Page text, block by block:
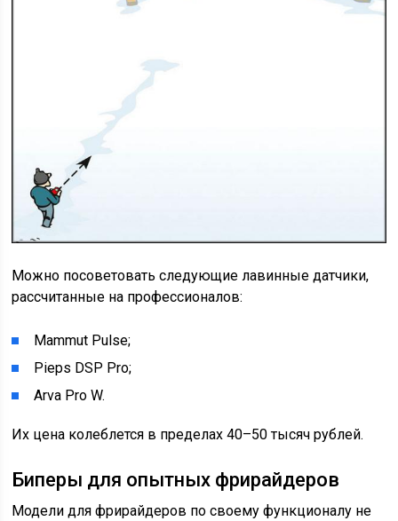
Можно посоветовать следующие лавинные датчики,
рассчитанные на профессионалов:
Mammut Pulse;
Pieps DSP Pro;
Arva Pro W.
Их цена колеблется в пределах 40–50 тысяч рублей.
Биперы для опытных фрирайдеров
Модели для фрирайдеров по своему функционалу не